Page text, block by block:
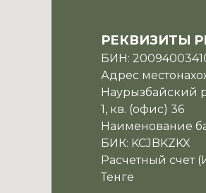
РЕКВИЗИТЫ
БИН:
Адрес
Наурызбайский
1, кв. (офис) 36
Наименование
БИК: KCJBKZKX
Расчетный счет
Тенге